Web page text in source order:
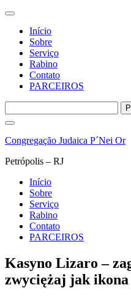
Início
Sobre
Serviço
Rabino
Contato
PARCEIROS
por:
Pular
o
Congregação Judaica P´Nei Or
Petrópolis – RJ
Início
Sobre
Serviço
Rabino
Contato
PARCEIROS
Kasyno Lizaro –
zwyciężaj jak ikona